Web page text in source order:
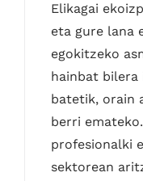
Elikagai
eta gure lana
egokitzeko
hainbat bilera
batetik, orain
berri
profesionalki
sektorean